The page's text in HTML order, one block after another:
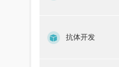
抗体开发